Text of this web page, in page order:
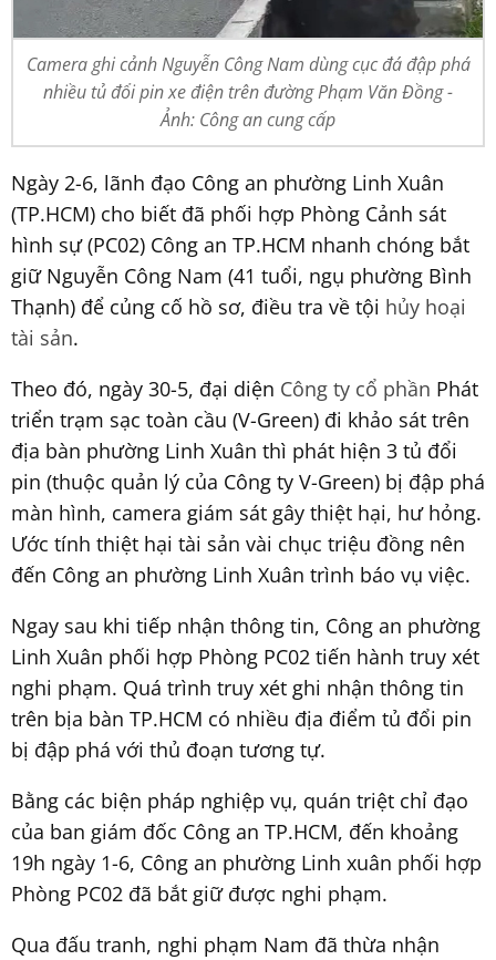
Camera ghi cảnh Nguyễn Công Nam dùng cục đá đập phá
nhiều tủ đổi pin xe điện trên đường Phạm Văn Đồng -
Ảnh: Công an cung cấp
Ngày 2-6, lãnh đạo Công an phường Linh Xuân
(TP.HCM) cho biết đã phối hợp Phòng Cảnh sát
hình sự (PC02) Công an TP.HCM nhanh chóng bắt
giữ Nguyễn Công Nam (41 tuổi, ngụ phường Bình
Thạnh) để củng cố hồ sơ, điều tra về tội hủy hoại
tài sản.
Theo đó, ngày 30-5, đại diện Công ty cổ phần Phát
triển trạm sạc toàn cầu (V-Green) đi khảo sát trên
địa bàn phường Linh Xuân thì phát hiện 3 tủ đổi
pin (thuộc quản lý của Công ty V-Green) bị đập phá
màn hình, camera giám sát gây thiệt hại, hư hỏng.
Ước tính thiệt hại tài sản vài chục triệu đồng nên
đến Công an phường Linh Xuân trình báo vụ việc.
Ngay sau khi tiếp nhận thông tin, Công an phường
Linh Xuân phối hợp Phòng PC02 tiến hành truy xét
nghi phạm. Quá trình truy xét ghi nhận thông tin
trên bịa bàn TP.HCM có nhiều địa điểm tủ đổi pin
bị đập phá với thủ đoạn tương tự.
Bằng các biện pháp nghiệp vụ, quán triệt chỉ đạo
của ban giám đốc Công an TP.HCM, đến khoảng
19h ngày 1-6, Công an phường Linh xuân phối hợp
Phòng PC02 đã bắt giữ được nghi phạm.
Qua đấu tranh, nghi phạm Nam đã thừa nhận